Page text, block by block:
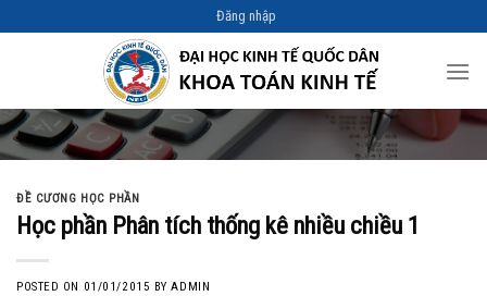
to
Đăng nhập
ĐỀ CƯƠNG HỌC PHẦN
Học phần Phân tích thống kê nhiều chiều 1
POSTED ON 01/01/2015 BYADMIN